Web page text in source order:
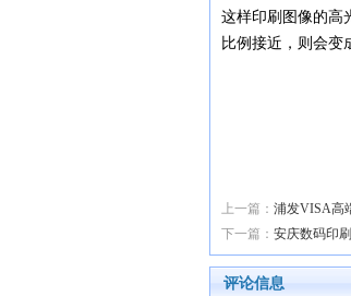
这样印刷图像的高
比例接近，则会变
上一篇： 浦发VISA高
下一篇： 安庆数码印
评论信息